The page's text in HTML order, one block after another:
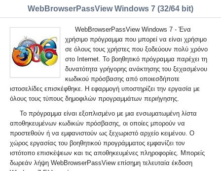
WebBrowserPassView Windows 7 (32/64 bit)
WebBrowserPassView Windows 7 - Ένα
χρήσιμο πρόγραμμα που μπορεί να είναι χρήσιμο
σε όλους τους χρήστες που ξοδεύουν πολύ χρόνο
στο Internet. Το βοηθητικό πρόγραμμα παρέχει τη
δυνατότητα γρήγορης ανάκτησης του ξεχασμένου
κωδικού πρόσβασης από οποιεσδήποτε
ιστοσελίδες επισκέφθηκε. Η εφαρμογή υποστηρίζει την εργασία με
όλους τους τύπους δημοφιλών προγραμμάτων περιήγησης.
Το πρόγραμμα είναι εξοπλισμένο με μια ενσωματωμένη λίστα
αποθηκευμένων κωδικών πρόσβασης, οι οποίες μπορούν να
προστεθούν ή να εμφανιστούν ως ξεχωριστό αρχείο κειμένου. Ο
χώρος εργασίας του βοηθητικού προγράμματος εμφανίζει τον
ιστότοπο επισκέψεων και τις αποθηκευμένες πληροφορίες. Μπορείς
δωρεάν λήψη WebBrowserPassView επίσημη τελευταία έκδοση